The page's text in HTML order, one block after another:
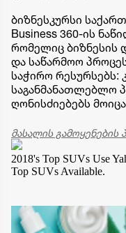
ბიზნესკურსი
Business 360-ის
რომელიც ბიზნესის
და საწარმოო
საჭირო რესურსებს:
საგანმანათლებლო
ღონისძიებებს
მასალის გამოყენების
2018's Top SUVs Use
Top SUVs Available.